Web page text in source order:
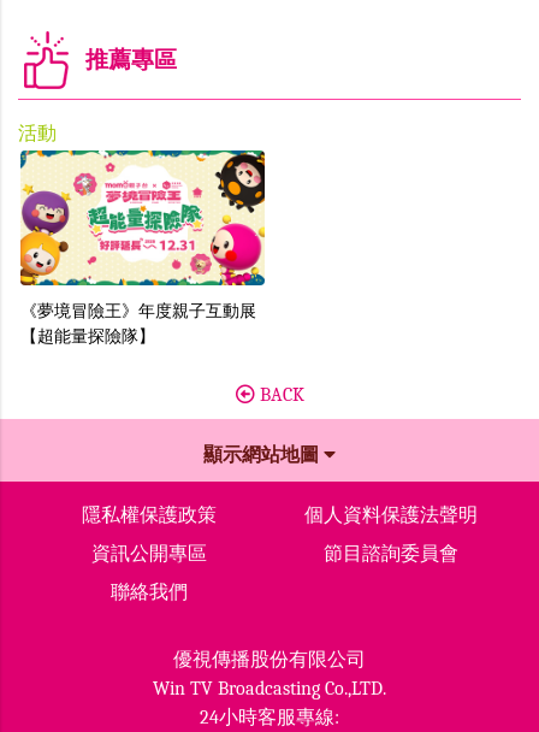
推薦專區
活動
《夢境冒險王》年度親子互動展
【超能量探險隊】
BACK
顯示網站地圖
隱私權保護政策
個人資料保護法聲明
資訊公開專區
節目諮詢委員會
聯絡我們
優視傳播股份有限公司
Win TV Broadcasting Co.,LTD.
24小時客服專線: